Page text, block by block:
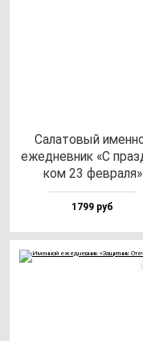
Сала­то­вый
ежед­нев­ник «С
ком 23 фев­ра­ля»
1799 руб